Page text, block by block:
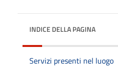
INDICE DELLA PAGINA
Servizi presenti nel luogo